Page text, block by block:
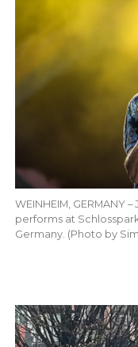
WEINHEIM, GERMANY
performs at
Germany. (Photo by